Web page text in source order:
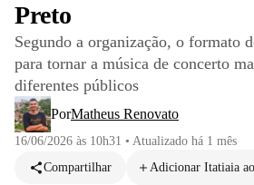
Preto
Segundo a organização, o formato
para tornar a música de concerto
diferentes públicos
PorMatheus Renovato
16/06/2026 às 10h31 • Atualizado há 1 mês
Compartilhar
Adicionar Itatiaia ao